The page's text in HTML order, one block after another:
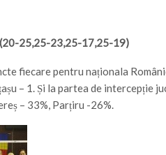
25,25-23,25-17,25-19)
fiecare pentru naționala
– 1. Și la partea de intercepție
– 33%, Parțiru -26%.